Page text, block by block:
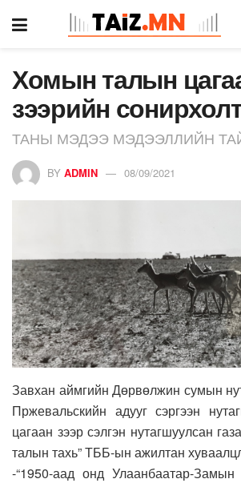
Хомын талын
зээрийн
ТАНЫ МЭДЭЭ МЭДЭЭЛЛИЙН
BY ADMIN 08/09/2021
Завхан аймгийн Дөрвөлжин сумын
Пржевальскийн адууг сэргээн
цагаан зээр сэлгэн нутагшуулсан
талын тахь” ТББ-ын ажилтан
-“1950-аад онд Улаанбаатар-Замын